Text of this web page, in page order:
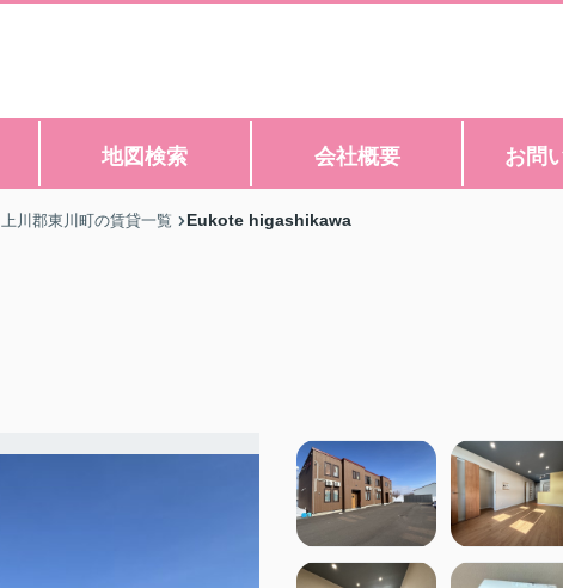
地図検索 会社概要 お問
上川郡東川町の賃貸一覧 Eukote higashikawa